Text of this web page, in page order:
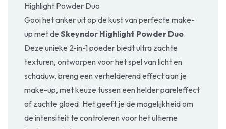
Highlight Powder Duo
Gooi het anker uit op de kust van perfecte make-
up met de Skeyndor Highlight Powder Duo.
Deze unieke 2-in-1 poeder biedt ultra zachte
texturen, ontworpen voor het spel van licht en
schaduw, breng een verhelderend effect aan je
make-up, met keuze tussen een helder pareleffect
of zachte gloed. Het geeft je de mogelijkheid om
de intensiteit te controleren voor het ultieme